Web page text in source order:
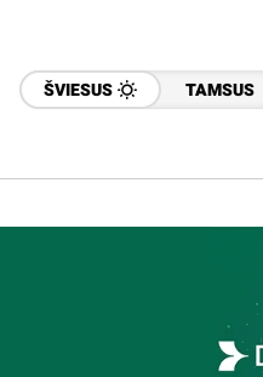
ŠVIESUS TAMSUS